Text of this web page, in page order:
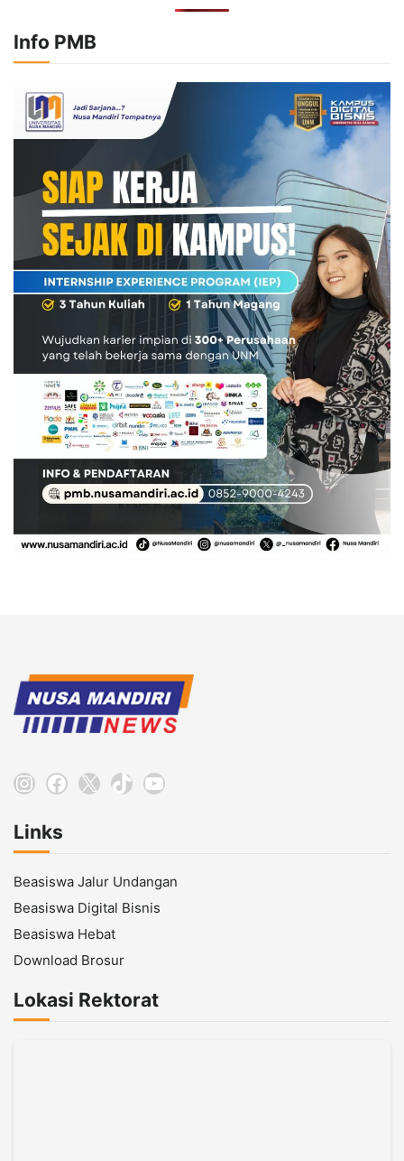
Info PMB
Instagram
Facebook
X TikTokYouTube
Links
Beasiswa Jalur Undangan
Beasiswa Digital Bisnis
Beasiswa Hebat
Download Brosur
Lokasi Rektorat